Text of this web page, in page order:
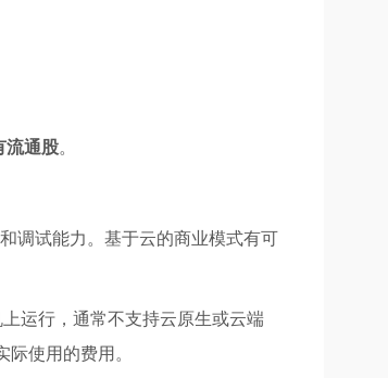
流通股。
调试能力。基于云的商业模式有可
运行，通常不支持云原生或云端
使用的费用。